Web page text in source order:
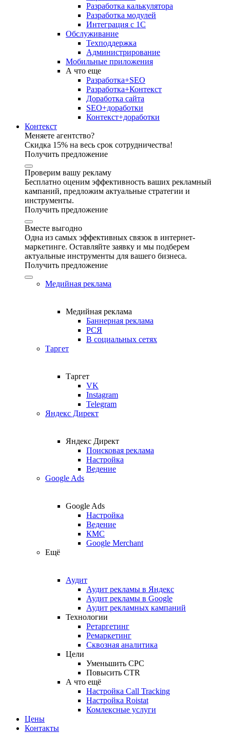
Разработка калькулятора
Разработка модулей
Интеграция с 1С
Обслуживание
Техподдержка
Администрирование
Мобильные приложения
А что еще
Разработка+SEO
Разработка+Контекст
Доработка сайта
SEO+доработки
Контекст+доработки
Контекст
Меняете агентство?
Скидка 15% на весь срок сотрудничества!
Получить предложение
Проверим вашу рекламу
Бесплатно оценим эффективность ваших рекламный
кампаний, предложим актуальные стратегии и
инструменты.
Получить предложение
Вместе выгодно
Одна из самых эффективных связок в интернет-
маркетинге. Оставляйте заявку и мы подберем
актуальные инструменты для вашего бизнеса.
Получить предложение
Медийная реклама
Медийная реклама
Баннерная реклама
РСЯ
В социальных сетях
Таргет
Таргет
VK
Instagram
Telegram
Яндекс Директ
Яндекс Директ
Поисковая реклама
Настройка
Ведение
Google Ads
Google Ads
Настройка
Ведение
КМС
Google Merchant
Ещё
Аудит
Аудит рекламы в Яндекс
Аудит рекламы в Google
Аудит рекламных кампаний
Технологии
Ретаргетинг
Ремаркетинг
Сквозная аналитика
Цели
Уменьшить CPC
Повысить CTR
А что ещё
Настройка Call Tracking
Настройка Roistat
Комлексные услуги
Цены
Контакты